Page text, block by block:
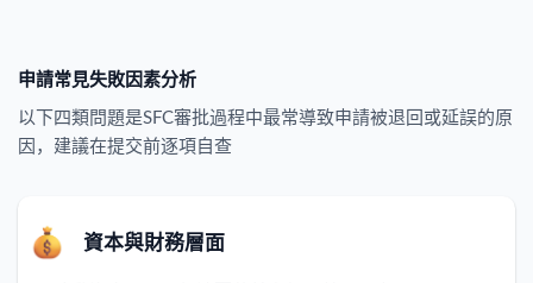
申請常見失敗因素分析
以下四類問題是SFC審批過程中最常導致申請被退回或延誤的原
因，建議在提交前逐項自查
資本與財務層面